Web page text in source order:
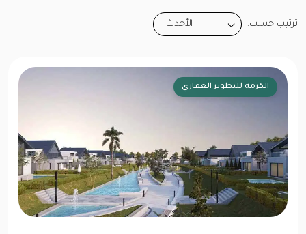
ترتيب حسب: الأحدث
الكرمة للتطوير العقاري